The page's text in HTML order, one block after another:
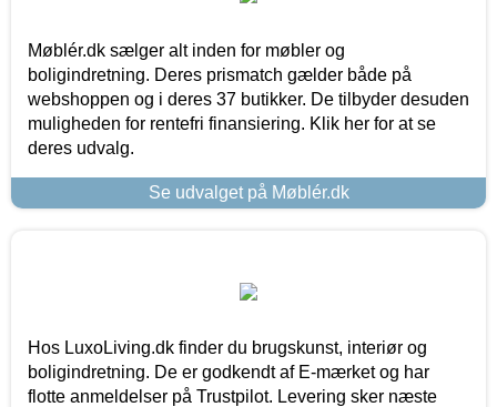
Møblér.dk sælger alt inden for møbler og
boligindretning. Deres prismatch gælder både på
webshoppen og i deres 37 butikker. De tilbyder desuden
muligheden for rentefri finansiering. Klik her for at se
deres udvalg.
Se udvalget på Møblér.dk
Hos LuxoLiving.dk finder du brugskunst, interiør og
boligindretning. De er godkendt af E-mærket og har
flotte anmeldelser på Trustpilot. Levering sker næste